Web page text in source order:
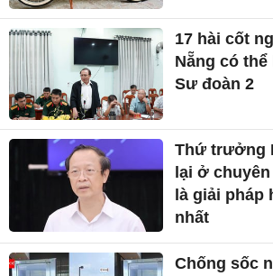
17 hài cốt
Nẵng có
Sư đoàn 2
Thứ trưởng
lại ở
là giải
nhất
Chống sốc